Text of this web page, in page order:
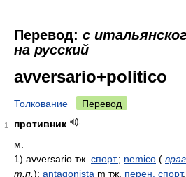
Перевод: с
на русский
avversario+politico
Толкование Перевод
1
противник
м.
1) avversario тж. спорт.; nemico ( враг
т.п. ); antagonista m тж. перен. спорт